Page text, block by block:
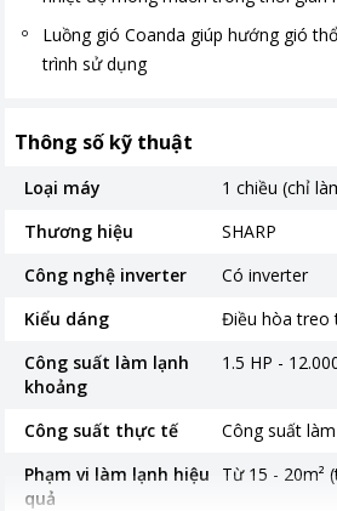
Luồng gió Coanda giúp hướng gió
trình sử dụng
Thông số kỹ thuật
Loại máy
1 chiều (chỉ
Thương hiệu
SHARP
Công nghệ inverter
Có inverter
Kiểu dáng
Điều hòa treo
Công suất làm lạnh
khoảng
1.5 HP -
Công suất thực tế
Công suất
Phạm vi làm lạnh hiệu
quả
Từ 15 - 20m²